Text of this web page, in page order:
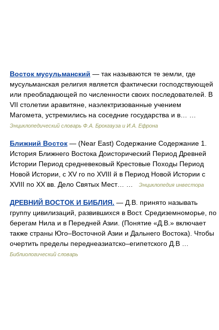
Восток мусульманский — так называются те земли, где
мусульманская религия является фактически господствующей
или преобладающей по численности своих последователей. В
VII столетии аравитяне, наэлектризованные учением
Магомета, устремились на соседние государства и в… …
Энциклопедический словарь Ф.А. Брокгауза и И.А. Ефрона
Ближний Восток — (Near East) Содержание Содержание 1.
История Ближнего Востока Доисторический Период Древней
Истории Период средневековый Крестовые Походы Период
Новой Истории, с XV го по XVIII й в Период Новой Истории с
XVIII по XX вв. Дело Святых Мест… …
Энциклопедия инвестора
ДРЕВНИЙ ВОСТОК И БИБЛИЯ. — Д.В. принято называть
группу цивилизаций, развившихся в Вост. Средиземноморье, по
берегам Нила и в Передней Азии. (Понятие «Д.В.» включает
также страны Юго–Восточной Азии и Дальнего Востока). Чтобы
очертить пределы переднеазиатско–египетского Д.В …
Библиологический словарь